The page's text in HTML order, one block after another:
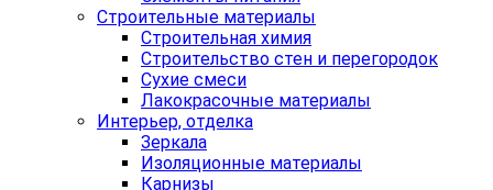
Строительные материалы
Строительная химия
Строительство стен и перегородок
Сухие смеси
Лакокрасочные материалы
Интерьер, отделка
Зеркала
Изоляционные материалы
Карнизы